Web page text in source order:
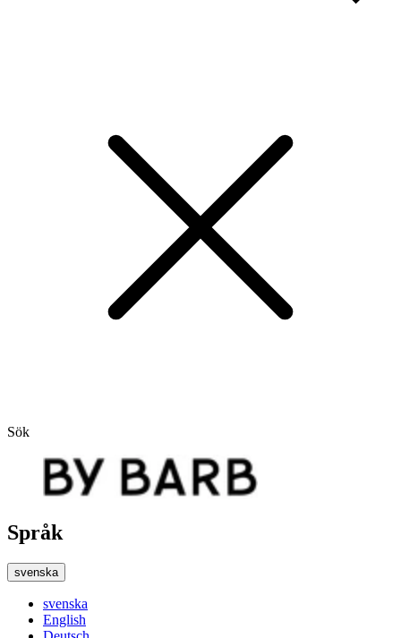
Sök
Språk
svenska
svenska
English